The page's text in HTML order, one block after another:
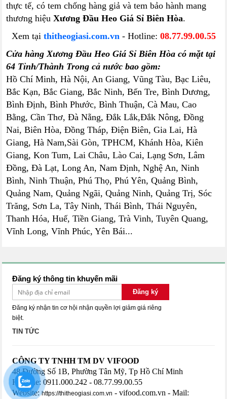
thực tế, có tem chống hàng giả và tem bảo hành mang
thương hiệuXương Đầu Heo Giá Sỉ Biên Hòa.
Xem tại thitheogiasi.com.vn- Hotline: 08.77.99.00.55
Cửa hàng Xương Đầu Heo Giá Sỉ Biên Hòa có mặt tại
64 Tỉnh/Thành Trong cả nước bao gồm:
Hồ Chí Minh, Hà Nội, An Giang, Vũng Tàu, Bạc Liêu,
Bắc Kạn, Bắc Giang, Bắc Ninh, Bến Tre, Bình Dương,
Bình Định, Bình Phước, Bình Thuận, Cà Mau, Cao
Bằng, Cần Thơ, Đà Nẵng, Đắk Lắk,Đắk Nông, Đồng
Nai, Biên Hòa, Đồng Tháp, Điện Biên, Gia Lai, Hà
Giang, Hà Nam,Sài Gòn, TPHCM, Khánh Hòa, Kiên
Giang, Kon Tum, Lai Châu, Lào Cai, Lạng Sơn, Lâm
Đồng, Đà Lạt, Long An, Nam Định, Nghệ An, Ninh
Bình, Ninh Thuận, Phú Thọ, Phú Yên, Quảng Bình,
Quảng Nam, Quảng Ngãi, Quảng Ninh, Quảng Trị, Sóc
Trăng, Sơn La, Tây Ninh, Thái Bình, Thái Nguyên,
Thanh Hóa, Huế, Tiền Giang, Trà Vinh, Tuyên Quang,
Vĩnh Long, Vĩnh Phúc, Yên Bái...
Đăng ký thông tin khuyến mãi
Đăng ký
Đăng ký nhận tin cơ hội nhận quyền lợi giảm giá riêng
biệt.
TIN TỨC
CÔNG TY TNHH TM DV VIFOOD
48 Đường Số 1B, Phường Tân Mỹ, Tp Hồ Chí Minh
HotLine: 0911.000.242 - 08.77.99.00.55
Website:https://thitheogiasi.com.vn - vifood.com.vn - Mail: